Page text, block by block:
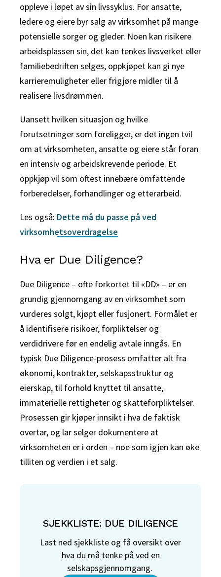
oppleve i løpet av sin livssyklus. For ansatte,
ledere og eiere byr salg av virksomhet på mange
potensielle sorger og gleder. Noen kan risikere
arbeidsplassen sin, det kan tenkes livsverket eller
familiebedriften selges, oppkjøpet kan gi nye
karrieremuligheter eller frigjøre midler til å
realisere livsdrømmen.
Uansett hvilken situasjon og hvilke
forutsetninger som foreligger, er det ingen tvil
om at virksomheten, ansatte og eiere står foran
en intensiv og arbeidskrevende periode. Et
oppkjøp vil som oftest innebære omfattende
forberedelser, forhandlinger og etterarbeid.
Les også: Dette må du passe på ved
virksomhetsoverdragelse
Hva er Due Diligence?
Due Diligence – ofte forkortet til «DD» – er en
grundig gjennomgang av en virksomhet som
vurderes solgt, kjøpt eller fusjonert. Formålet er
å identifisere risikoer, forpliktelser og
verdidrivere før en endelig avtale inngås. En
typisk Due Diligence-prosess omfatter alt fra
økonomi, kontrakter, selskapsstruktur og
eierskap, til forhold knyttet til ansatte,
immaterielle rettigheter og skatteforpliktelser.
Prosessen gir kjøper innsikt i hva de faktisk
overtar, og lar selger dokumentere at
virksomheten er i orden – noe som igjen kan øke
tilliten og verdien i et salg.
SJEKKLISTE: DUE DILIGENCE
Last ned sjekkliste og få oversikt over
hva du må tenke på ved en
selskapsgjennomgang.